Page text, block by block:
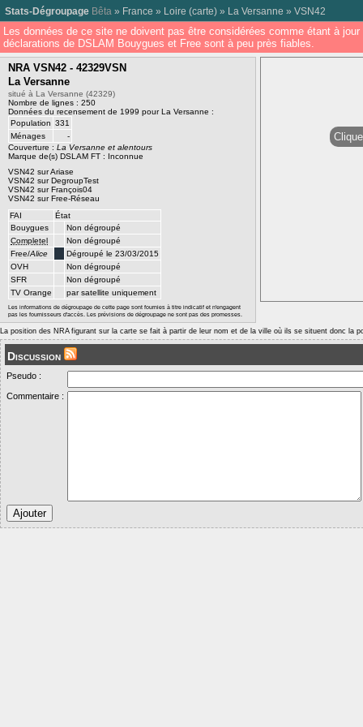
Stats-Dégroupage Bêta » France » Loire (carte) » La Versanne » VSN42
Les données de ce site ne doivent pas être considérées comme étant à
déclarations de DSLAM Bouygues et Free sont à peu près fiables.
NRA VSN42 - 42329VSN
La Versanne
situé à La Versanne (42329)
Nombre de lignes : 250
Données du recensement de 1999 pour La Versanne :
Population 331
Ménages
-
Couverture : La Versanne et alentours
Marque de(s) DSLAM FT : Inconnue
VSN42 sur Ariase
VSN42 sur DegroupTest
VSN42 sur François04
VSN42 sur Free-Réseau
FAI
État
Bouygues
Non dégroupé
Completel
Non dégroupé
Free/Alice
Dégroupé le 23/03/2015
OVH
Non dégroupé
SFR
Non dégroupé
TV Orange
par satellite uniquement
Les informations de dégroupage de cette page sont fournies à titre indicatif et n'engagent
pas les fournisseurs d'accès. Les prévisions de dégroupage ne sont pas des promesses.
La position des NRA figurant sur la carte se fait à partir de leur nom et de la ville où ils se situent donc la
Discussion
Pseudo :
Commentaire :